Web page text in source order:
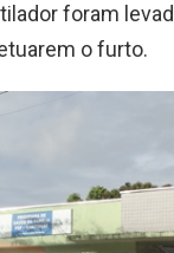
foram
o furto.